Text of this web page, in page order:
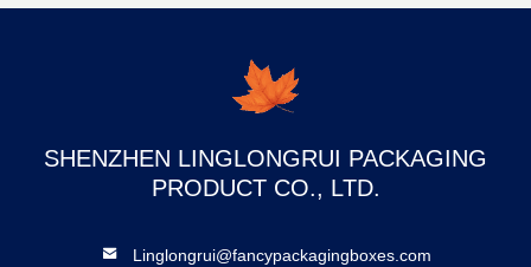
SHENZHEN LINGLONGRUI PACKAGING
PRODUCT CO., LTD.
Linglongrui@fancypackagingboxes.com